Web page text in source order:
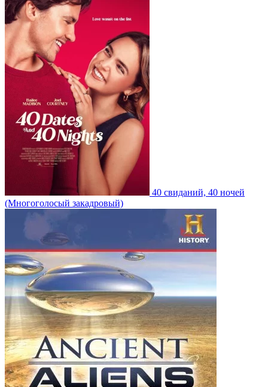
40 свиданий, 40 ночей
(Многоголосый закадровый)